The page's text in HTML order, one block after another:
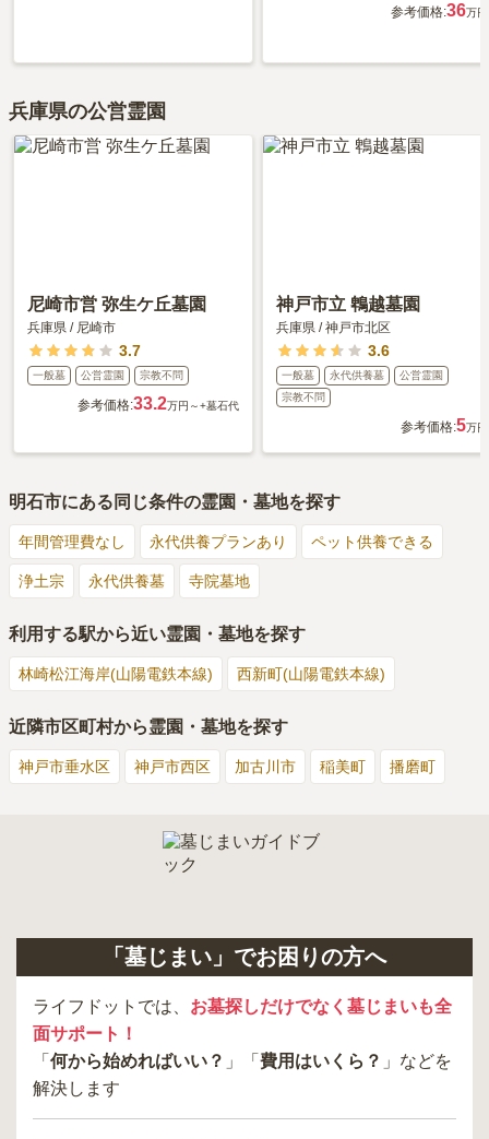
参考価格:36万円
兵庫県の公営霊園
尼崎市営 弥生ケ丘墓園
兵庫県 / 尼崎市
3.7
一般墓 公営霊園 宗教不問
参考価格:33.2万円～+墓石代
神戸市立 鵯越墓園
兵庫県 /神戸市北区
3.6
一般墓 永代供養墓
公営霊園
宗教不問
参考価格:5万円
明石市にある同じ条件の霊園・墓地を探す
年間管理費なし 永代供養プランあり ペット供養できる
浄土宗 永代供養墓 寺院墓地
利用する駅から近い霊園・墓地を探す
林崎松江海岸(山陽電鉄本線) 西新町(山陽電鉄本線)
近隣市区町村から霊園・墓地を探す
神戸市垂水区 神戸市西区 加古川市 稲美町 播磨町
「墓じまい」でお困りの方へ
ライフドットでは、 お墓探しだけでなく墓じまいも全
面サポート！
「 何から始めればいい？ 」「 費用はいくら？ 」などを
解決します